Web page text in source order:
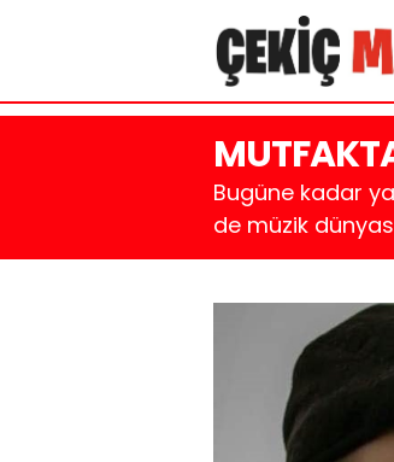
Bugüne kadar
de müzik